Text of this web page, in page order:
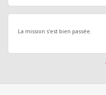
La mission s'est bien passée.